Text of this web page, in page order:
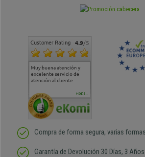
Customer Rating 4.9/5
Muy buena atención y
excelente servicio de
atención al cliente
Muy buena atención de
cara al asesoramiento
MORE...
Compra de forma segura, varias
Garantía de Devolución 30 Días, 3